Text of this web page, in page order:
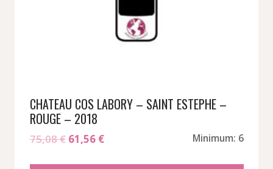
CHATEAU COS LABORY – SAINT ESTEPHE –
ROUGE – 2018
75,08€ Le
61,56 €Le
Minimum: 6